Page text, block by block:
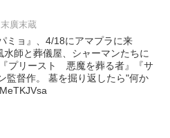
末廣末蔵
ョ』、4/18にアマプラに来
師と葬儀屋、シャーマンたちに
プリースト 悪魔を葬る者』『サ
監督作。 墓を掘り返したら"何か